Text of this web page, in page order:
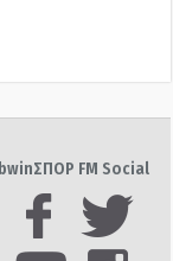
bwinΣΠΟΡ FM Social